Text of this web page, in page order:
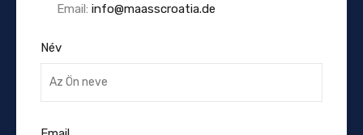
Email: info@maasscroatia.de
Név